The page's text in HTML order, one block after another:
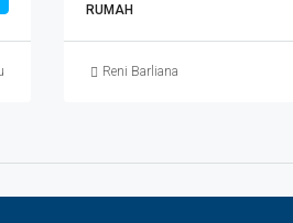
RUMAH
Reni Barliana